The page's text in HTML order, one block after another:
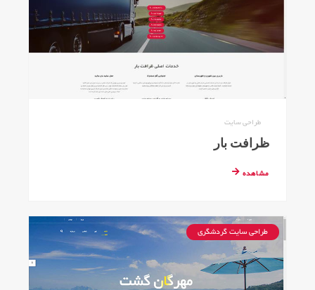
طراحی سایت
ظرافت بار
مشاهده
طراحی سایت گردشگری